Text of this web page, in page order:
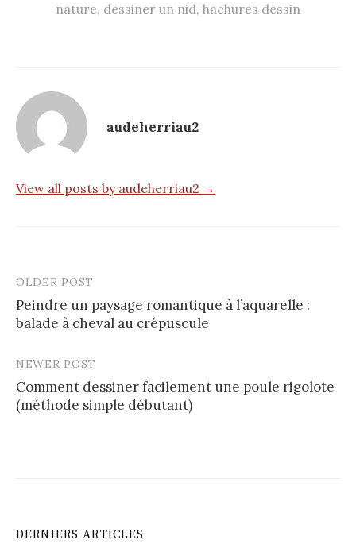
nature, dessiner un nid, hachures dessin
audeherriau2
View all posts by audeherriau2 →
Post
navigation
OLDER POST
Peindre un paysage romantique à l’aquarelle :
balade à cheval au crépuscule
NEWER POST
Comment dessiner facilement une poule rigolote
(méthode simple débutant)
DERNIERS ARTICLES